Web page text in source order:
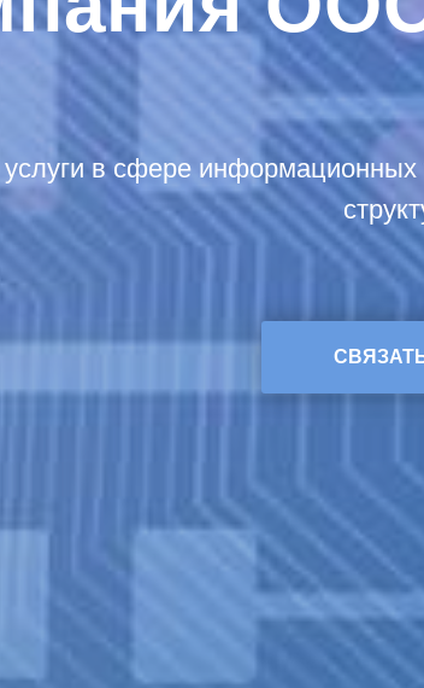
в сфере информационных